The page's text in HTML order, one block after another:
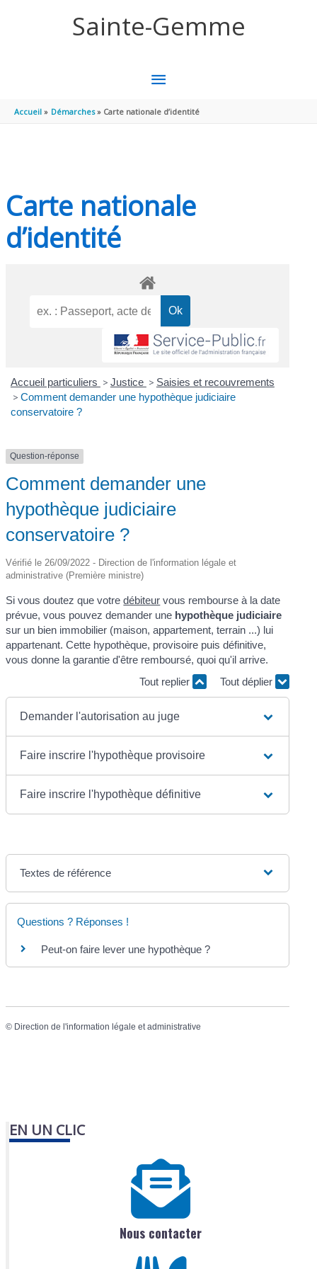
Sainte-Gemme
MENU
PRINCIPAL
Accueil Démarches Carte nationale d’identité
Carte nationale
d’identité
Accueil particuliers > Justice > Saisies et recouvrements
> Comment demander une hypothèque judiciaire
conservatoire ?
Question-réponse
Comment demander une
hypothèque judiciaire
conservatoire ?
Vérifié le 26/09/2022 - Direction de l'information légale et
administrative (Première ministre)
Si vous doutez que votredébiteur vous rembourse à la date
prévue, vous pouvez demander une hypothèque judiciaire
sur un bien immobilier (maison, appartement, terrain ...) lui
appartenant. Cette hypothèque, provisoire puis définitive,
vous donne la garantie d'être remboursé, quoi qu'il arrive.
Tout replier
Tout déplier
Demander l'autorisation au juge
Faire inscrire l'hypothèque provisoire
Faire inscrire l'hypothèque définitive
Textes de référence
Questions ? Réponses !
Peut-on faire lever une hypothèque ?
© Direction de l'information légale et administrative
EN UN CLIC
Nous contacter